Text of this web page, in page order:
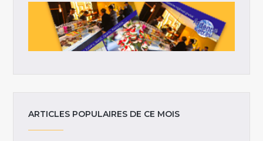
ARTICLES POPULAIRES DE CE MOIS